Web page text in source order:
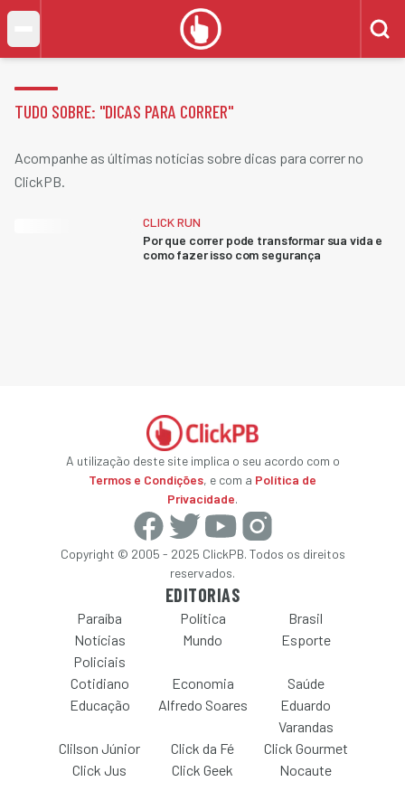
TUDO SOBRE: "DICAS PARA CORRER"
Acompanhe as últimas notícias sobre dicas para correr no
ClickPB.
CLICK RUN
Por que correr pode transformar sua vida e
como fazer isso com segurança
A utilização deste site implica o seu acordo com o
Termos e Condições, e com a Política de
Privacidade.
Copyright © 2005 - 2025 ClickPB. Todos os direitos
reservados.
EDITORIAS
Paraíba Política
Brasil
Notícias
Policiais
Mundo Esporte
Cotidiano Economia
Saúde
Educação
Alfredo Soares
Eduardo
Varandas
Clilson Júnior
Click da Fé
Click Gourmet
Click Jus
Click Geek Nocaute